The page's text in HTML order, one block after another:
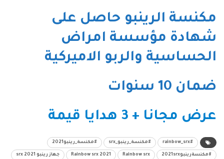
مكنسة الرينبو حاصل على
شهادة مؤسسة امراض
الحساسية والربو الاميركية
ضمان 10 سنوات
عرض مجانا + 3 هدايا قيمة
#rainbow_srx #مكنسة_رينبو_srx #مكنسة_رينبو2021
#مكنسةرينبو2021srx Rainbow srx
Rainbow srx 2021 جهاز رينبو srx 2021